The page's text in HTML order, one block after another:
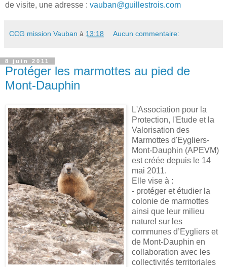
de visite, une adresse : vauban@guillestrois.com
CCG mission Vauban à 13:18 Aucun commentaire:
8 juin 2011
Protéger les marmottes au pied de
Mont-Dauphin
L'Association pour la
Protection, l'Etude et la
Valorisation des
Marmottes d'Eygliers-
Mont-Dauphin (APEVM)
est créée depuis le 14
mai 2011.
Elle vise à :
- protéger et étudier la
colonie de marmottes
ainsi que leur milieu
naturel sur les
communes d’Eygliers et
de Mont-Dauphin en
collaboration avec les
collectivités territoriales